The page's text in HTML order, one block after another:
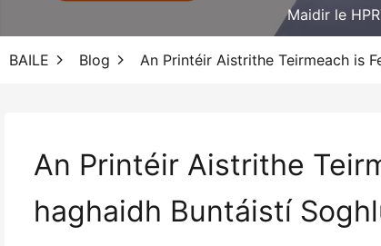
Maidir le
BAILE Blog An Printéir Aistrithe Teirmeach is
An Printéir Aistrithe
haghaidh Buntáistí